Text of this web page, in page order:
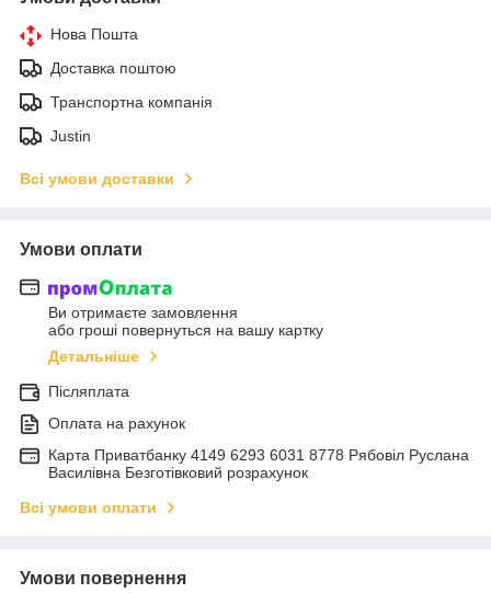
Нова Пошта
Доставка поштою
Транспортна компанія
Justin
Всі умови доставки
Умови оплати
Ви отримаєте замовлення
або гроші повернуться на вашу картку
Детальніше
Післяплата
Оплата на рахунок
Карта Приватбанку 4149 6293 6031 8778 Рябовіл Руслана
Василівна Безготівковий розрахунок
Всі умови оплати
Умови повернення